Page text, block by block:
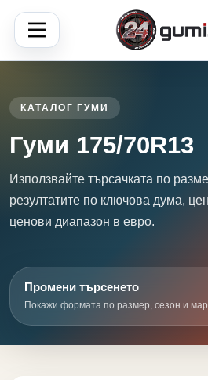
КАТАЛОГ ГУМИ
Гуми 175/70R13
Използвайте търсачката по
резултатите по ключова дума,
ценови диапазон в евро.
Промени търсенето
Покажи формата по размер, сезон и